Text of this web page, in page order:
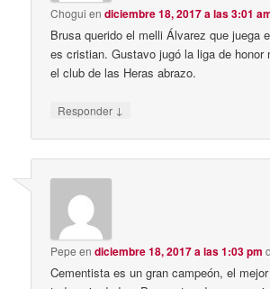
Chogui endiciembre 18, 2017 a las 3:01
Brusa querido el melli Álvarez que juega
es cristian. Gustavo jugó la liga de honor
el club de las Heras abrazo.
Responder ↓
Pepe endiciembre 18, 2017 a las 1:03 pm
Cementista es un gran campeón, el